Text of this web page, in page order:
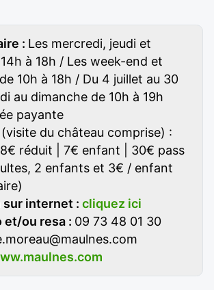
: Les mercredi, jeudi et
à 18h / Les week-end et
10h à 18h / Du 4 juillet au 30
au dimanche de 10h à 19h
payante
du château comprise) :
réduit | 7€ enfant | 30€ pass
2 enfants et 3€ / enfant
sur internet : cliquez ici
et/ou resa : 09 73 48 01 30